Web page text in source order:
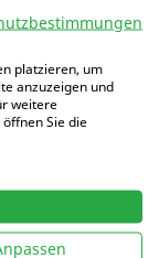
gelesen
platzieren, um
anzuzeigen und
weitere
Sie die